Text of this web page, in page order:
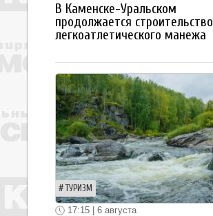
В Каменске-Уральском
продолжается строительство
легкоатлетического манежа
ТУРИЗМ
17:15 | 6 августа